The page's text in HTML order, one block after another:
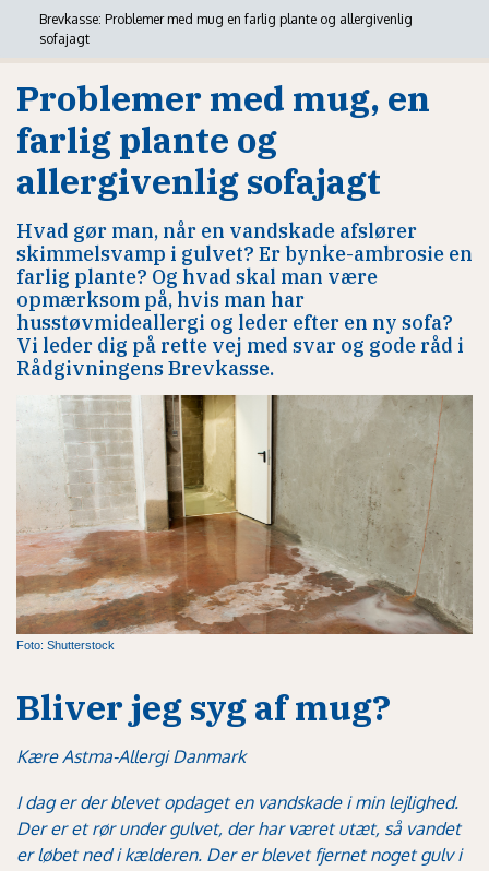
Brevkasse: Problemer med mug en farlig plante og allergivenlig
sofajagt
Problemer med mug, en
farlig plante og
allergivenlig sofajagt
Hvad gør man, når en vandskade afslører
skimmelsvamp i gulvet? Er bynke-ambrosie en
farlig plante? Og hvad skal man være
opmærksom på, hvis man har
husstøvmideallergi og leder efter en ny sofa?
Vi leder dig på rette vej med svar og gode råd i
Rådgivningens Brevkasse.
Foto: Shutterstock
Bliver jeg syg af mug?
Kære Astma-Allergi Danmark
I dag er der blevet opdaget en vandskade i min lejlighed.
Der er et rør under gulvet, der har været utæt, så vandet
er løbet ned i kælderen. Der er blevet fjernet noget gulv i